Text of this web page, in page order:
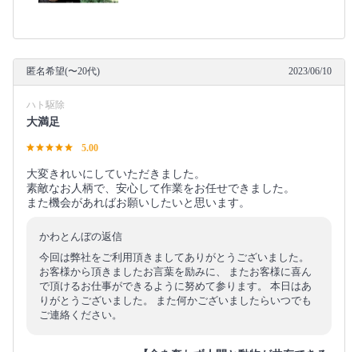
匿名希望(〜20代) 2023/06/10
ハト駆除
大満足
5.00
大変きれいにしていただきました。
素敵なお人柄で、安心して作業をお任せできました。
また機会があればお願いしたいと思います。
かわとんぼの返信
今回は弊社をご利用頂きましてありがとうございました。
お客様から頂きましたお言葉を励みに、 またお客様に喜ん
で頂けるお仕事ができるように努めて参ります。 本日はあ
りがとうございました。 また何かございましたらいつでも
ご連絡ください。